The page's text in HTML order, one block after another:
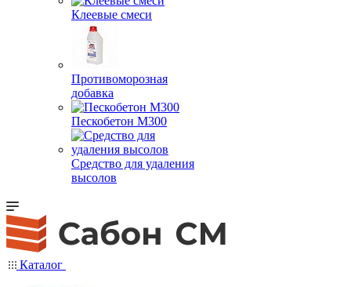
Клеевые смеси
Противоморозная
добавка
Пескобетон М300
Средство для удаления
высолов
Каталог